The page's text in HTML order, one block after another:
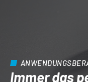
Immer das